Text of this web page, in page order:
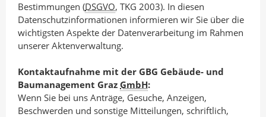
Bestimmungen (DSGVO, TKG 2003). In diesen
Datenschutzinformationen informieren wir Sie über die
wichtigsten Aspekte der Datenverarbeitung im Rahmen
unserer Aktenverwaltung.
Kontaktaufnahme mit der GBG Gebäude- und
Baumanagement Graz GmbH:
Wenn Sie bei uns Anträge, Gesuche, Anzeigen,
Beschwerden und sonstige Mitteilungen, schriftlich,